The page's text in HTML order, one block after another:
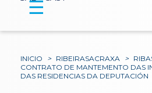
☰
INICIO > RIBEIRASACRAXA >
CONTRATO DE MANTEMENTO DAS
DAS RESIDENCIAS DA DEPUTACIÓN